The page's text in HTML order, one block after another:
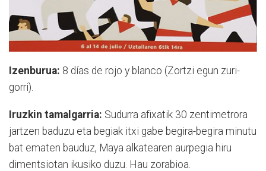
Izenburua: 8 días de rojo y blanco (Zortzi egun zuri-
gorri).
Iruzkin tamalgarria: Sudurra afixatik 30 zentimetrora
jartzen baduzu eta begiak itxi gabe begira-begira minutu
bat ematen bauduz, Maya alkatearen aurpegia hiru
dimentsiotan ikusiko duzu. Hau zorabioa.